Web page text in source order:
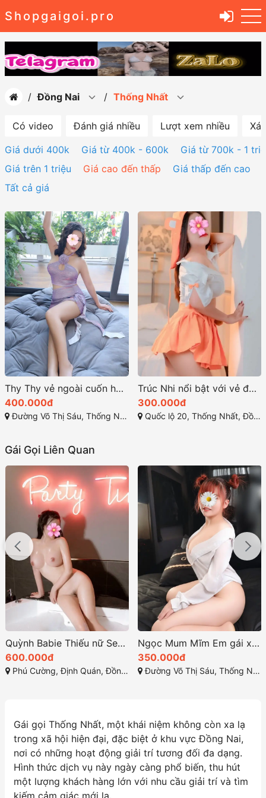
Shopgaigoi.pro
Đồng Nai Thống Nhất
Có video Đánh giá nhiều Lượt xem nhiều
Giá dưới 400k
Giá từ 400k - 600k
Giá từ 700k - 1
Giá trên 1 triệu
Giá cao đến thấp
Giá thấp đến cao
Tất cả giá
Thy Thy vẻ ngoài cuốn hút và tính cách thân thiện
400.000đ
Đường Võ Thị Sáu, Thống Nhất, Thành phố Biên Hòa, Đồng Nai
Trúc Nhi nổi bật với vẻ đẹp quyến rũ hoàn hảo
300.000đ
Quốc lộ 20, Thống Nhất, Đồng Nai
Gái Gọi Liên Quan
Quỳnh Babie Thiếu nữ Sexy – Dáng xinh ngực đẹp
600.000đ
Phú Cường, Định Quán, Đồng Nai
Ngọc Mum Mĩm Em gái xinh xắn làm tình chất
350.000đ
Đường Võ Thị Sáu, Thống Nhất, Thành phố Biên Hòa, Đồng Nai
Gái gọi Thống Nhất, một khái niệm không còn xa lạ
trong xã hội hiện đại, đặc biệt ở khu vực Đồng Nai,
nơi có những hoạt động giải trí tương đối đa dạng.
Hình thức dịch vụ này ngày càng phổ biến, thu hút
một lượng khách hàng lớn với nhu cầu giải trí và tìm
kiếm cảm giác mới lạ.